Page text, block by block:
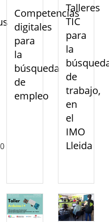
Competencias
digitales
para
la
búsqueda
de
empleo
Talleres
TIC
para
la
de
trabajo,
en
el
IMO
Lleida